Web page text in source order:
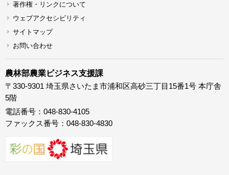
著作権・リンクについて
ウェブアクセシビリティ
サイトマップ
お問い合わせ
農林部農業ビジネス支援課
〒330-9301 埼玉県さいたま市浦和区高砂三丁目15番1号 本庁舎
5階
電話番号：048-830-4105
ファックス番号：048-830-4830